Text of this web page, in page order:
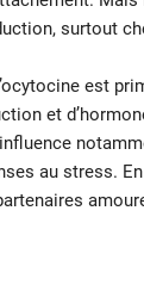
surtout
est
et
au stress.